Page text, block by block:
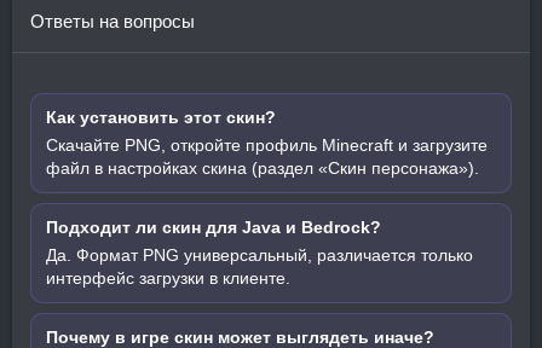
Ответы на вопросы
Как установить этот скин?
Скачайте PNG, откройте профиль Minecraft и загрузите
файл в настройках скина (раздел «Скин персонажа»).
Подходит ли скин для Java и Bedrock?
Да. Формат PNG универсальный, различается только
интерфейс загрузки в клиенте.
Почему в игре скин может выглядеть иначе?